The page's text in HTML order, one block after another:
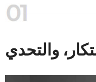
والتحدي